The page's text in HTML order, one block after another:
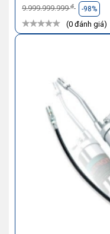
9.999.999.999đ -98%
(0 đánh giá)